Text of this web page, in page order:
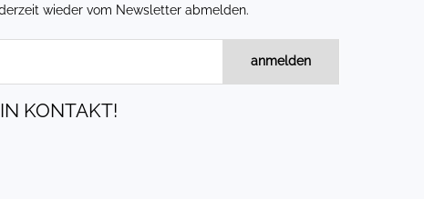
wieder vom Newsletter abmelden.
anmelden
KONTAKT!